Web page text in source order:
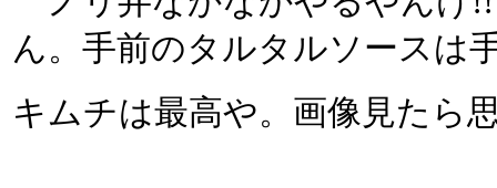
ん。手前のタルタルソースは
キムチは最高や。画像見たら